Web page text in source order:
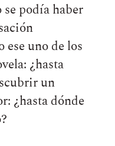
podía haber
ese uno de los
¿hasta
un
¿hasta dónde